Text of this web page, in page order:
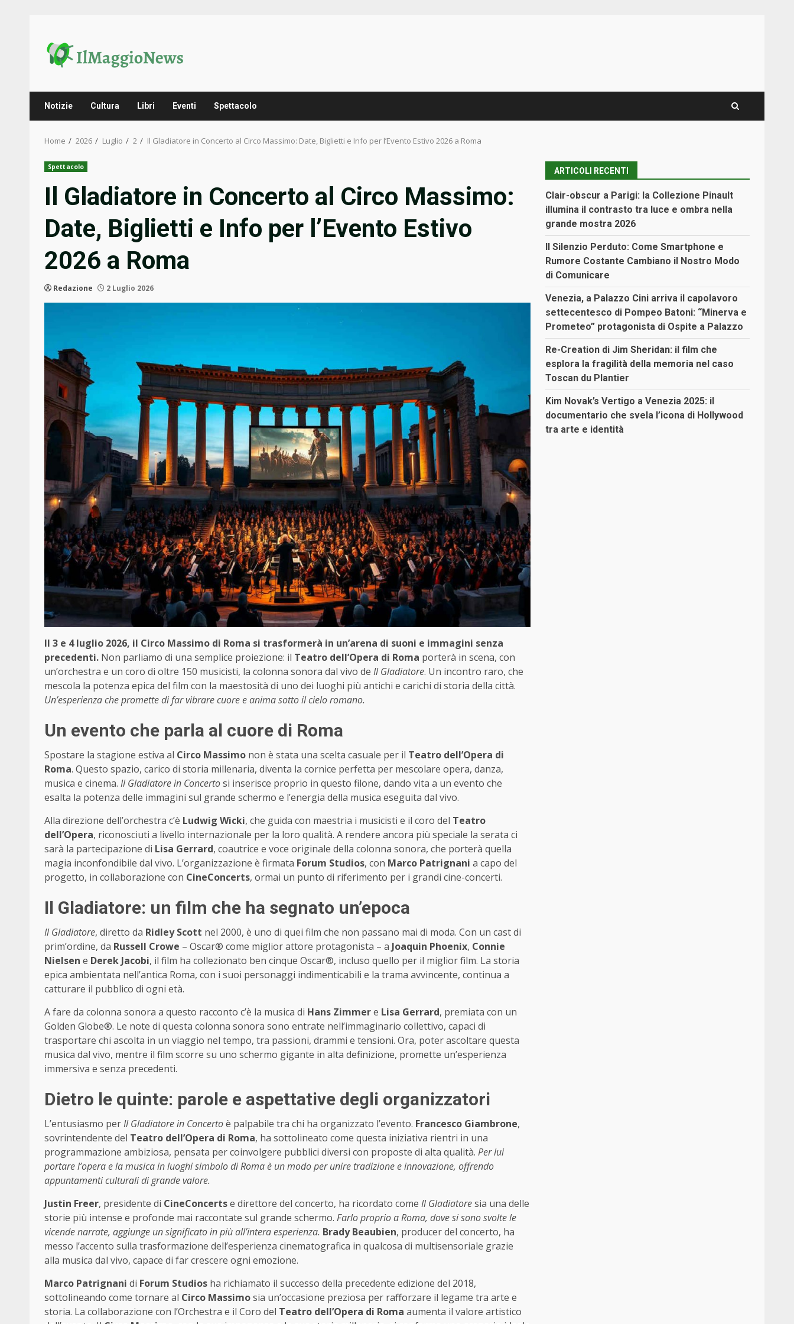
content
Notizie Cultura Libri Eventi Spettacolo
Home 2026 Luglio 2 Il Gladiatore in Concerto al Circo Massimo: Date, Biglietti e Info per l’Evento Estivo 2026 a Roma
Spettacolo
Il Gladiatore in Concerto al Circo Massimo:
Date, Biglietti e Info per l’Evento Estivo
2026 a Roma
Redazione 2 Luglio 2026
Il 3 e 4 luglio 2026, il Circo Massimo di Roma si trasformerà in un’arena di suoni e immagini senza
precedenti. Non parliamo di una semplice proiezione: il Teatro dell’Opera di Roma porterà in scena, con
un’orchestra e un coro di oltre 150 musicisti, la colonna sonora dal vivo de Il Gladiatore. Un incontro raro, che
mescola la potenza epica del film con la maestosità di uno dei luoghi più antichi e carichi di storia della città.
Un’esperienza che promette di far vibrare cuore e anima sotto il cielo romano.
Un evento che parla al cuore di Roma
Spostare la stagione estiva al Circo Massimo non è stata una scelta casuale per il Teatro dell’Opera di
Roma. Questo spazio, carico di storia millenaria, diventa la cornice perfetta per mescolare opera, danza,
musica e cinema. Il Gladiatore in Concertosi inserisce proprio in questo filone, dando vita a un evento che
esalta la potenza delle immagini sul grande schermo e l’energia della musica eseguita dal vivo.
Alla direzione dell’orchestra c’è Ludwig Wicki, che guida con maestria i musicisti e il coro del Teatro
dell’Opera, riconosciuti a livello internazionale per la loro qualità. A rendere ancora più speciale la serata ci
sarà la partecipazione di Lisa Gerrard, coautrice e voce originale della colonna sonora, che porterà quella
magia inconfondibile dal vivo. L’organizzazione è firmata Forum Studios, con Marco Patrignani a capo del
progetto, in collaborazione con CineConcerts, ormai un punto di riferimento per i grandi cine-concerti.
Il Gladiatore: un film che ha segnato un’epoca
Il Gladiatore, diretto da Ridley Scott nel 2000, è uno di quei film che non passano mai di moda. Con un cast di
prim’ordine, da Russell Crowe – Oscar® come miglior attore protagonista – a Joaquin Phoenix, Connie
Nielsen e Derek Jacobi, il film ha collezionato ben cinque Oscar®, incluso quello per il miglior film. La storia
epica ambientata nell’antica Roma, con i suoi personaggi indimenticabili e la trama avvincente, continua a
catturare il pubblico di ogni età.
A fare da colonna sonora a questo racconto c’è la musica di Hans Zimmere Lisa Gerrard, premiata con un
Golden Globe®. Le note di questa colonna sonora sono entrate nell’immaginario collettivo, capaci di
trasportare chi ascolta in un viaggio nel tempo, tra passioni, drammi e tensioni. Ora, poter ascoltare questa
musica dal vivo, mentre il film scorre su uno schermo gigante in alta definizione, promette un’esperienza
immersiva e senza precedenti.
Dietro le quinte: parole e aspettative degli organizzatori
L’entusiasmo perIl Gladiatore in Concertoè palpabile tra chi ha organizzato l’evento. Francesco Giambrone,
sovrintendente del Teatro dell’Opera di Roma, ha sottolineato come questa iniziativa rientri in una
programmazione ambiziosa, pensata per coinvolgere pubblici diversi con proposte di alta qualità. Per lui
portare l’opera e la musica in luoghi simbolo di Roma è un modo per unire tradizione e innovazione, offrendo
appuntamenti culturali di grande valore.
Justin Freer, presidente di CineConcertse direttore del concerto, ha ricordato come Il Gladiatoresia una delle
storie più intense e profonde mai raccontate sul grande schermo. Farlo proprio a Roma, dove si sono svolte le
vicende narrate, aggiunge un significato in più all’intera esperienza. Brady Beaubien, producer del concerto, ha
messo l’accento sulla trasformazione dell’esperienza cinematografica in qualcosa di multisensoriale grazie
alla musica dal vivo, capace di far crescere ogni emozione.
Marco Patrignani di Forum Studios ha richiamato il successo della precedente edizione del 2018,
sottolineando come tornare al Circo Massimosia un’occasione preziosa per rafforzare il legame tra arte e
storia. La collaborazione con l’Orchestra e il Coro del Teatro dell’Opera di Roma aumenta il valore artistico
ARTICOLI RECENTI
Clair-obscur a Parigi: la Collezione Pinault
illumina il contrasto tra luce e ombra nella
grande mostra 2026
Il Silenzio Perduto: Come Smartphone e
Rumore Costante Cambiano il Nostro Modo
di Comunicare
Venezia, a Palazzo Cini arriva il capolavoro
settecentesco di Pompeo Batoni: “Minerva e
Prometeo” protagonista di Ospite a Palazzo
Re-Creation di Jim Sheridan: il film che
esplora la fragilità della memoria nel caso
Toscan du Plantier
Kim Novak’s Vertigo a Venezia 2025: il
documentario che svela l’icona di Hollywood
tra arte e identità